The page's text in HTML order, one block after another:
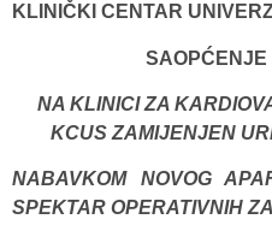
KLINIČKI CENTAR
SAOPĆENJE
NA KLINICI ZA
KCUS ZAMIJENJEN
NABAVKOM NOVOG
SPEKTAR OPERATIVNIH